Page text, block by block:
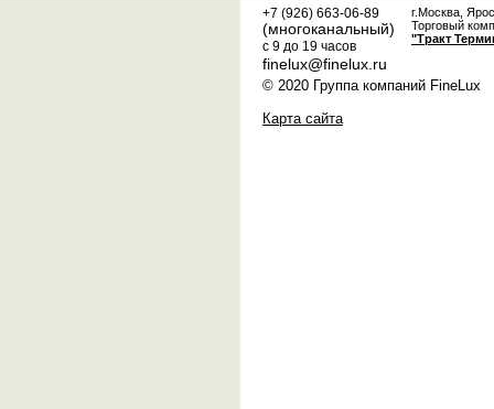
+7 (926) 663-06-89
(многоканальный)
с 9 до 19 часов
finelux@finelux.ru
г.Москва,
Торговый
"Тракт
© 2020 Группа компаний FineLux
Карта сайта